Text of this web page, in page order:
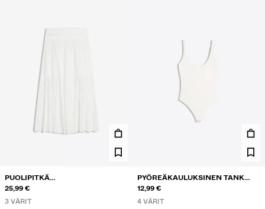
PUOLIPITKÄ
KIETAISUVYÖTÄRÖINEN HAME
25,99 €
3 VÄRIT
PYÖREÄKAULUKSINEN TANK
BODY
12,99 €
4 VÄRIT